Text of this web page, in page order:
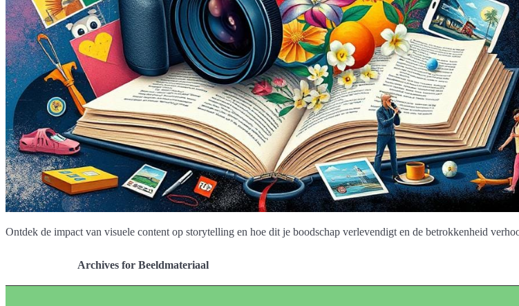
Ontdek de impact van visuele content op storytelling en hoe dit je boodschap verlevendigt en de betrokkenheid
Archives for Beeldmateriaal